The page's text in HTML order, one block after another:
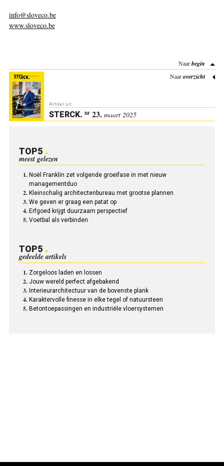
info@sloveco.be
www.sloveco.be
Naarbegin
Naaroverzicht
Artikel uit:
STERCK. nr23. maart 2025
TOP5
meest gelezen
Noël Franklin zet volgende groeifase in met nieuw
managementduo
Kleinschalig architectenbureau met grootse plannen
We geven er graag een patat op
Erfgoed krijgt duurzaam perspectief
Voetbal als verbinden
TOP5
gedeelde artikels
Zorgeloos laden en lossen
Jouw wereld perfect afgebakend
Interieurarchitectuur van de bovenste plank
Karaktervolle finesse in elke tegel of natuursteen
Betontoepassingen en industriële vloersystemen